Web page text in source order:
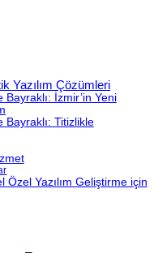
Yazılım Çözümleri
Bayraklı: İzmir’in Yeni
Bayraklı: Titizlikle
Özel Yazılım Geliştirme için